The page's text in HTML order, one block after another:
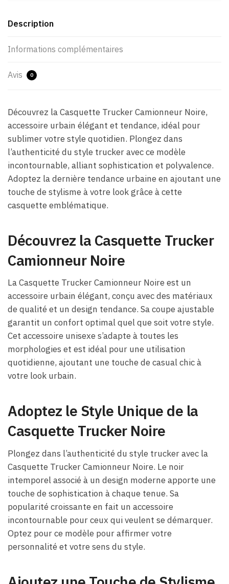
Description
Informations complémentaires
Avis 0
Découvrez la Casquette Trucker Camionneur Noire,
accessoire urbain élégant et tendance, idéal pour
sublimer votre style quotidien. Plongez dans
l’authenticité du style trucker avec ce modèle
incontournable, alliant sophistication et polyvalence.
Adoptez la dernière tendance urbaine en ajoutant une
touche de stylisme à votre look grâce à cette
casquette emblématique.
Découvrez la Casquette Trucker
Camionneur Noire
La Casquette Trucker Camionneur Noire est un
accessoire urbain élégant, conçu avec des matériaux
de qualité et un design tendance. Sa coupe ajustable
garantit un confort optimal quel que soit votre style.
Cet accessoire unisexe s’adapte à toutes les
morphologies et est idéal pour une utilisation
quotidienne, ajoutant une touche de casual chic à
votre look urbain.
Adoptez le Style Unique de la
Casquette Trucker Noire
Plongez dans l’authenticité du style trucker avec la
Casquette Trucker Camionneur Noire. Le noir
intemporel associé à un design moderne apporte une
touche de sophistication à chaque tenue. Sa
popularité croissante en fait un accessoire
incontournable pour ceux qui veulent se démarquer.
Optez pour ce modèle pour affirmer votre
personnalité et votre sens du style.